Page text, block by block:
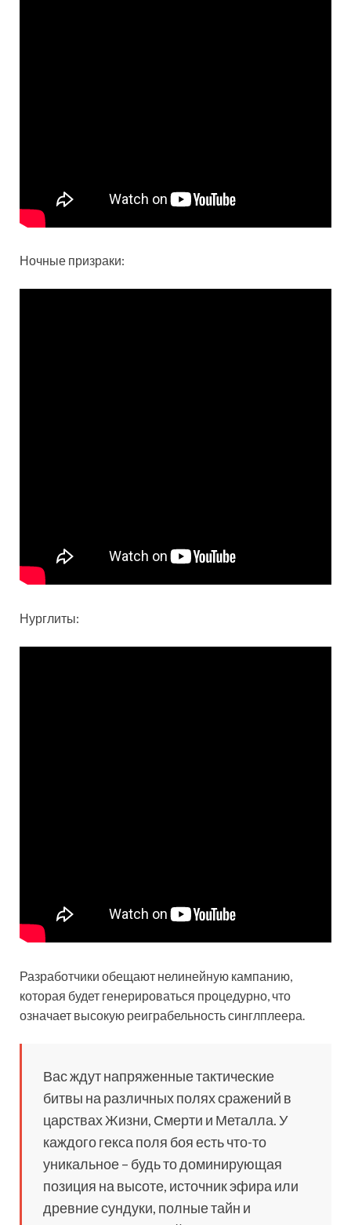
Ночные призраки:
Нурглиты:
Разработчики обещают нелинейную кампанию,
которая будет генерироваться процедурно, что
означает высокую реиграбельность синглплеера.
Вас ждут напряженные тактические
битвы на различных полях сражений в
царствах Жизни, Смерти и Металла. У
каждого гекса поля боя есть что-то
уникальное – будь то доминирующая
позиция на высоте, источник эфира или
древние сундуки, полные тайн и